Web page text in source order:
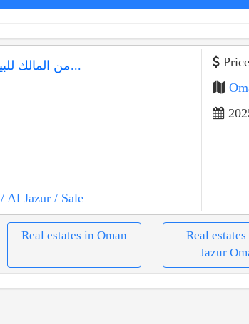
من المالك للبيع ارض سكنية وتجارية في...
/ Al Jazur / Sale
Real estates in Oman
Real
Jazur